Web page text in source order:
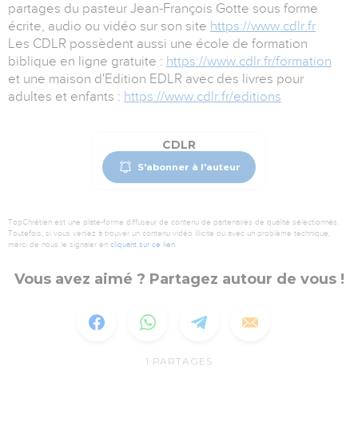
partages du pasteur Jean-François Gotte sous forme
écrite, audio ou vidéo sur son site https://www.cdlr.fr
Les CDLR possèdent aussi une école de formation
biblique en ligne gratuite : https://www.cdlr.fr/formation
et une maison d'Edition EDLR avec des livres pour
adultes et enfants : https://www.cdlr.fr/editions
CDLR
S'abonner à l'auteur
TopChrétien est une plate-forme diffuseur de contenu de partenaires de qualité sélectionnés.
Toutefois, si vous veniez à trouver un contenu vidéo illicite ou avec un problème technique,
merci de nous le signaler en cliquant sur ce lien.
Vous avez aimé ? Partagez autour de vous !
1 PARTAGES